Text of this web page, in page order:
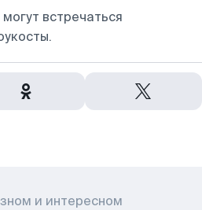
встречаться
и интересном